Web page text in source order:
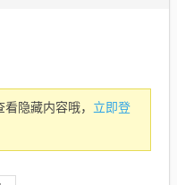
隐藏内容哦， 立即登